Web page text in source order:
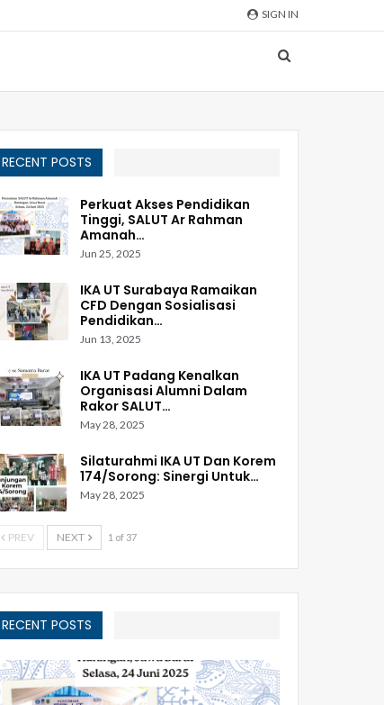
SIGN IN
RECENT POSTS
Perkuat Akses Pendidikan
Tinggi, SALUT Ar Rahman
Amanah…
Jun 25, 2025
IKA UT Surabaya Ramaikan
CFD Dengan Sosialisasi
Pendidikan…
Jun 13, 2025
IKA UT Padang Kenalkan
Organisasi Alumni Dalam
Rakor SALUT…
May 28, 2025
Silaturahmi IKA UT Dan Korem
174/Sorong: Sinergi Untuk…
May 28, 2025
PREV NEXT 1 of 37
RECENT POSTS